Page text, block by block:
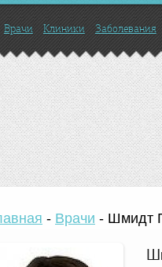
Врачи Клиники Заболевания
- Врачи - Шмидт